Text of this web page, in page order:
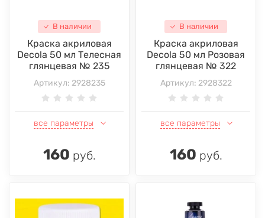
В наличии
Краска акриловая
Decola 50 мл Телесная
глянцевая № 235
Артикул: 2928235
все параметры
160 руб.
В наличии
Краска акриловая
Decola 50 мл Розовая
глянцевая № 322
Артикул: 2928322
все параметры
160 руб.